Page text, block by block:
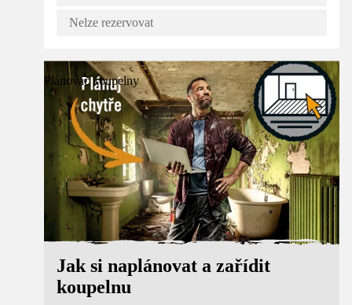
Nelze rezervovat
Plánovač koupelny
Jak si naplánovat a zařídit
koupelnu